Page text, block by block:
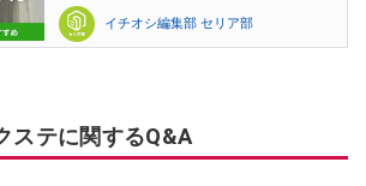
イチオシ編集部 セリア部
ステに関するQ&A